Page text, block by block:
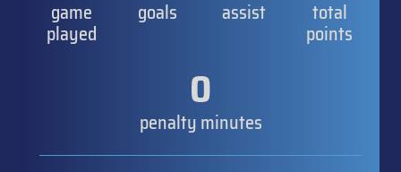
game
played
goals assist total
points
0
penalty minutes